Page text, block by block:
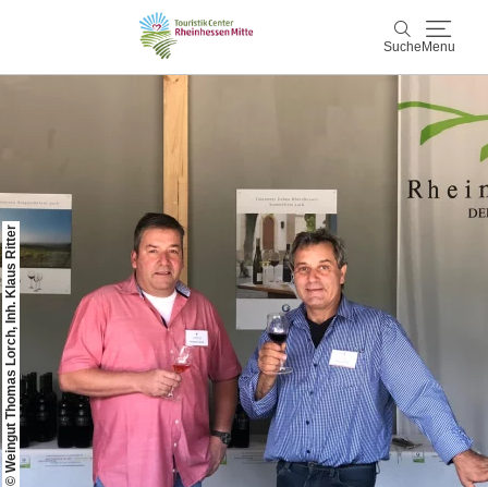
Suche Menu
Wein & Genuss
Kultur & Events
Service & Unterkünfte
Karte
KarteRheinhessen Blog
© Weingut Thomas Lorch, Inh. Klaus Ritter